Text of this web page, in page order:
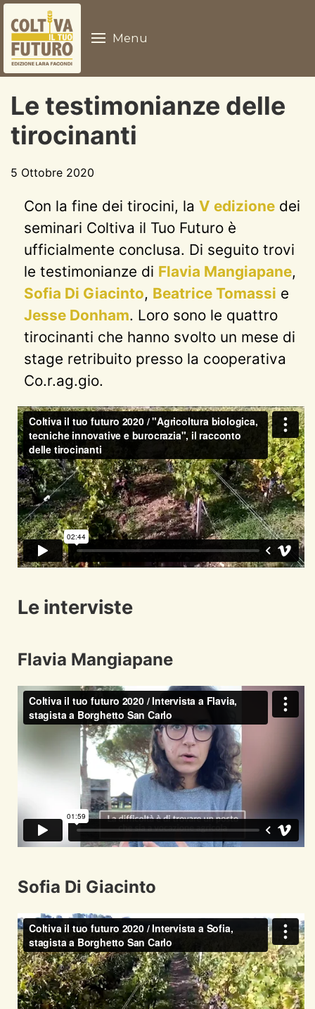
Menu
Le testimonianze delle
tirocinanti
5 Ottobre 2020
Con la fine dei tirocini, laV edizione dei
seminari Coltiva il Tuo Futuro è
ufficialmente conclusa. Di seguito trovi
le testimonianze di Flavia Mangiapane,
Sofia Di Giacinto, Beatrice Tomassi e
Jesse Donham. Loro sono le quattro
tirocinanti che hanno svolto un mese di
stage retribuito presso la cooperativa
Co.r.ag.gio.
Le interviste
Flavia Mangiapane
Sofia Di Giacinto